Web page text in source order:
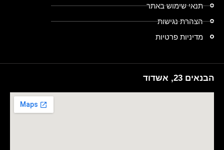
תנאי שימוש באתר
הצהרת נגישות
מדיניות פרטיות
הבנאים 23, אשדוד